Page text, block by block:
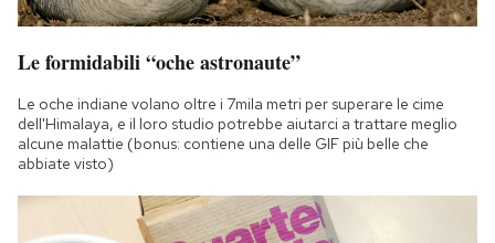
Le formidabili “oche astronaute”
Le oche indiane volano oltre i 7mila metri per superare le cime
dell'Himalaya, e il loro studio potrebbe aiutarci a trattare meglio
alcune malattie (bonus: contiene una delle GIF più belle che
abbiate visto)